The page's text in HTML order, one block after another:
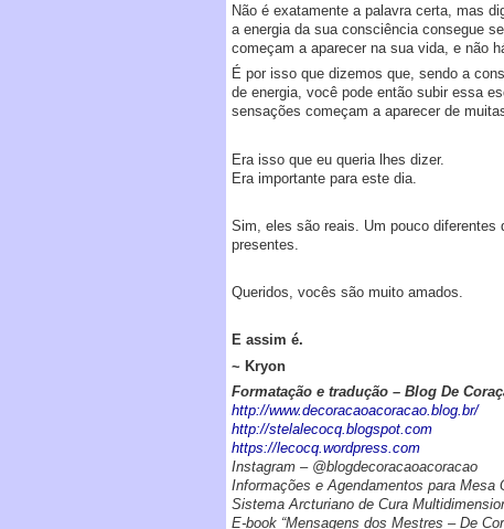
Não é exatamente a palavra certa, mas
a energia da sua consciência consegue
começam a aparecer na sua vida, e não
É por isso que dizemos que, sendo a
de energia, você pode então subir essa
sensações começam a aparecer de
Era isso que eu queria lhes dizer.
Era importante para este dia.
Sim, eles são reais. Um pouco
presentes.
Queridos, vocês são muito amados.
E assim é.
~ Kryon
Formatação e tradução – Blog De
http://www.decoracaoacoracao.blog.br/
http://stelalecocq.blogspot.com
https://lecocq.wordpress.com
Instagram – @blogdecoracaoacoracao
Informações e Agendamentos para
Sistema Arcturiano de Cura
E-book “Mensagens dos Mestres – De